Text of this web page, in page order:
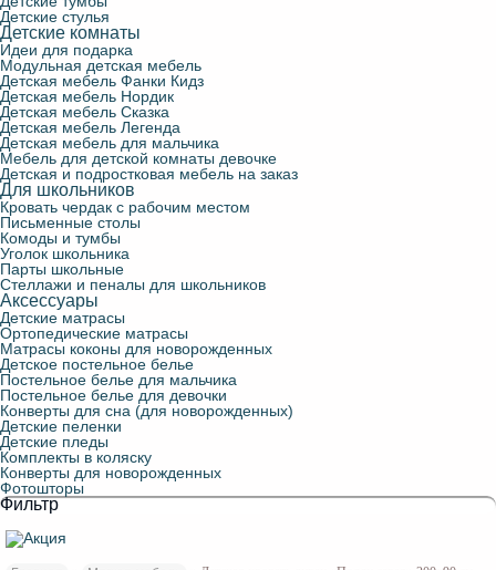
Детские стулья
Детские комнаты
Идеи для подарка
Модульная детская мебель
Детская мебель Фанки Кидз
Детская мебель Нордик
Детская мебель Сказка
Детская мебель Легенда
Детская мебель для мальчика
Мебель для детской комнаты девочке
Детская и подростковая мебель на заказ
Для школьников
Кровать чердак с рабочим местом
Письменные столы
Комоды и тумбы
Уголок школьника
Парты школьные
Стеллажи и пеналы для школьников
Аксессуары
Детские матрасы
Ортопедические матрасы
Матрасы коконы для новорожденных
Детское постельное белье
Постельное белье для мальчика
Постельное белье для девочки
Конверты для сна (для новорожденных)
Детские пеленки
Детские пледы
Комплекты в коляску
Конверты для новорожденных
Фотошторы
Фильтр